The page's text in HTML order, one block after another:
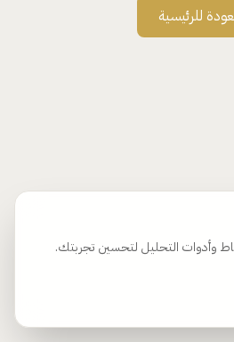
وأدوات التحليل لتحسين تجربتك.
للرئيسية